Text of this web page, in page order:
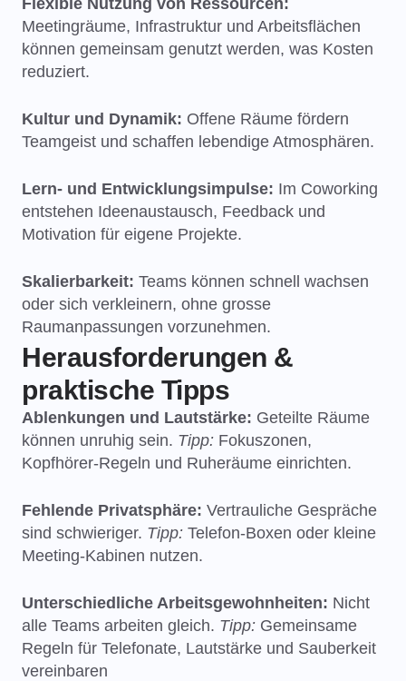
Flexible Nutzung von Ressourcen:
Meetingräume, Infrastruktur und Arbeitsflächen
können gemeinsam genutzt werden, was Kosten
reduziert.
Kultur und Dynamik: Offene Räume fördern
Teamgeist und schaffen lebendige Atmosphären.
Lern- und Entwicklungsimpulse: Im Coworking
entstehen Ideenaustausch, Feedback und
Motivation für eigene Projekte.
Skalierbarkeit: Teams können schnell wachsen
oder sich verkleinern, ohne grosse
Raumanpassungen vorzunehmen.
Herausforderungen &
praktische Tipps
Ablenkungen und Lautstärke: Geteilte Räume
können unruhig sein. Tipp: Fokuszonen,
Kopfhörer-Regeln und Ruheräume einrichten.
Fehlende Privatsphäre: Vertrauliche Gespräche
sind schwieriger. Tipp: Telefon-Boxen oder kleine
Meeting-Kabinen nutzen.
Unterschiedliche Arbeitsgewohnheiten: Nicht
alle Teams arbeiten gleich. Tipp: Gemeinsame
Regeln für Telefonate, Lautstärke und Sauberkeit
vereinbaren